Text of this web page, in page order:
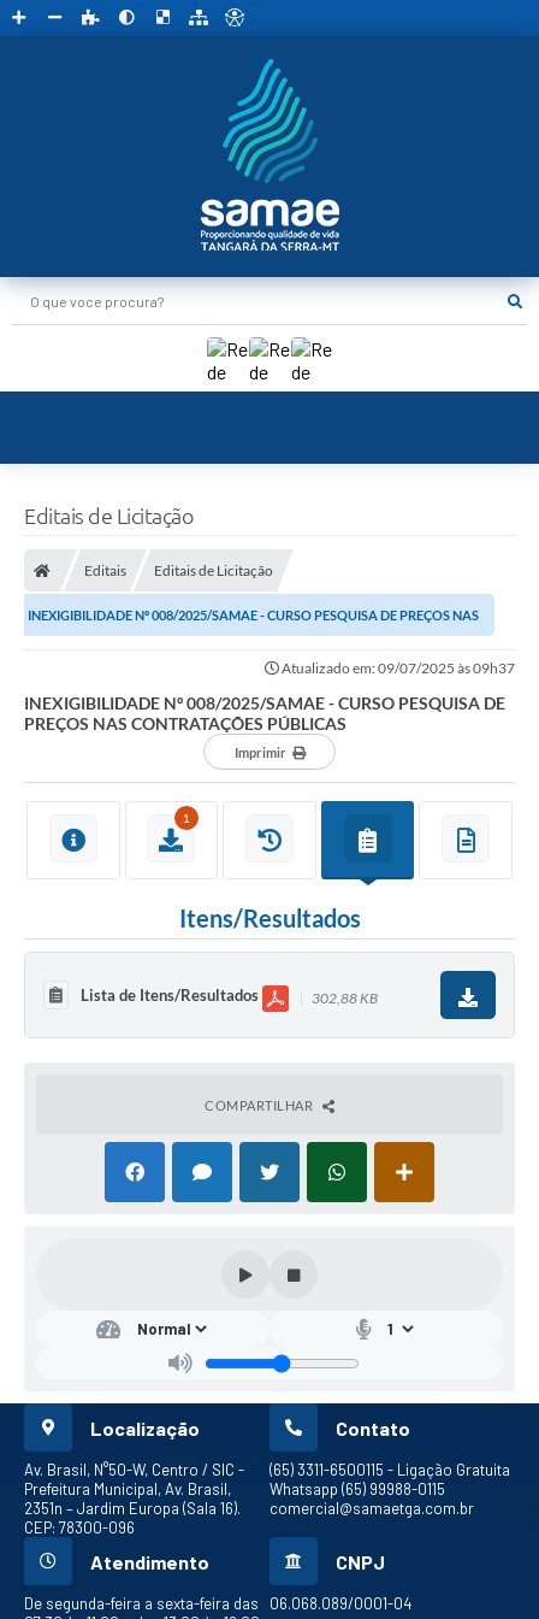
O que voce procura?
Editais de Licitação
Editais Editais de Licitação
INEXIGIBILIDADE Nº 008/2025/SAMAE - CURSO PESQUISA DE PREÇOS NAS
Atualizado em: 09/07/2025 às 09h37
INEXIGIBILIDADE Nº 008/2025/SAMAE - CURSO PESQUISA DE
PREÇOS NAS CONTRATAÇÕES PÚBLICAS
Imprimir
1
Itens/Resultados
Lista de Itens/Resultados 302,88 KB
COMPARTILHAR
Localização
Av. Brasil, N°50-W, Centro / SIC -
Prefeitura Municipal, Av. Brasil,
2351n – Jardim Europa (Sala 16).
CEP: 78300-096
Contato
(65) 3311-6500115 - Ligação Gratuita
Whatsapp (65) 99988-0115
comercial@samaetga.com.br
Atendimento
De segunda-feira a sexta-feira das
CNPJ
06.068.089/0001-04